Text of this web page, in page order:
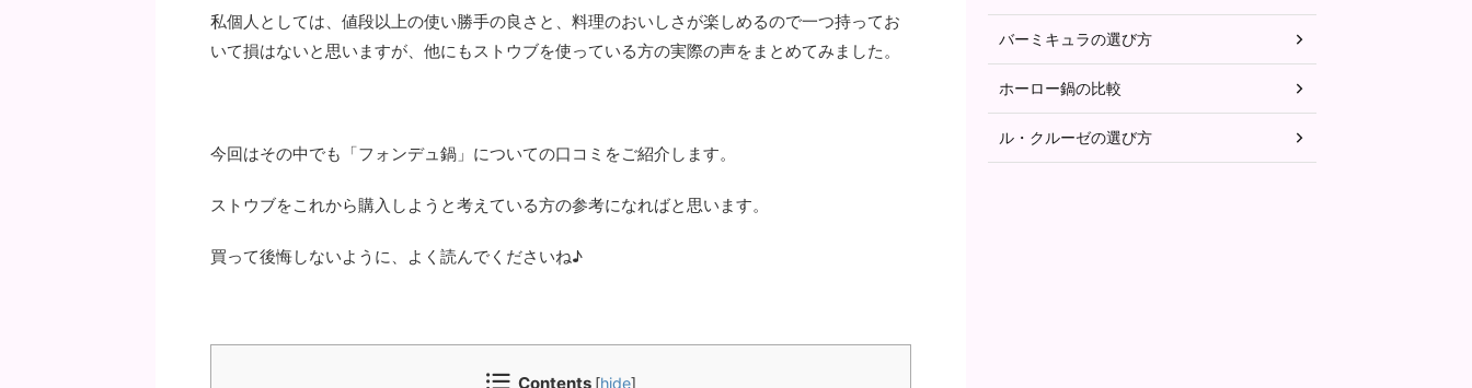
私個人としては、値段以上の使い勝手の良さと、料理のおいしさが楽しめるので一つ持ってお
いて損はないと思いますが、他にもストウブを使っている方の実際の声をまとめてみました。
今回はその中でも「フォンデュ鍋」についての口コミをご紹介します。
ストウブをこれから購入しようと考えている方の参考になればと思います。
買って後悔しないように、よく読んでくださいね♪
Contents [hide]
バーミキュラの選び方
ホーロー鍋の比較
ル・クルーゼの選び方